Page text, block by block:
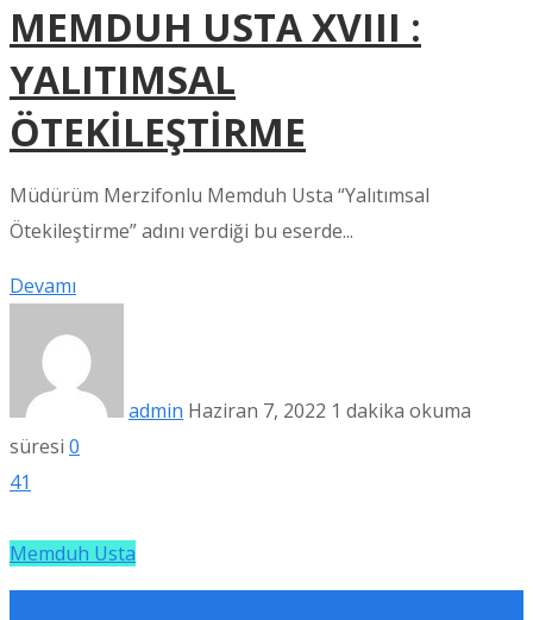
MEMDUH USTA XVIII :
YALITIMSAL
ÖTEKİLEŞTİRME
Müdürüm Merzifonlu Memduh Usta “Yalıtımsal
Ötekileştirme” adını verdiği bu eserde...
Devamı
admin Haziran 7, 2022 1 dakika okuma
süresi 0
41
Memduh Usta